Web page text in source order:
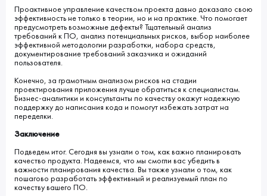
Проактивное управление качеством проекта давно доказало свою
эффективность не только в теории, но и на практике. Что помогает
предусмотреть возможные дефекты? Тщательный анализ
требований к ПО, анализ потенциальных рисков, выбор наиболее
эффективной методологии разработки, набора средств,
документирование требований заказчика и ожиданий
пользователя.
Конечно, за грамотным анализом рисков на стадии
проектирования приложения лучше обратиться к специалистам.
Бизнес-аналитики и консультанты по качеству окажут надежную
поддержку до написания кода и помогут избежать затрат на
переделки.
Заключение
Подведем итог. Сегодня вы узнали о том, как важно планировать
качество продукта. Надеемся, что мы смогли вас убедить в
важности планирования качества. Вы также узнали о том, как
пошагово разработать эффективный и реализуемый план по
качеству вашего ПО.